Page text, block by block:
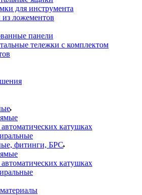
для инструмента
ложементов
панели
тележки с комплектом
катушках
фитинги, БРС
катушках